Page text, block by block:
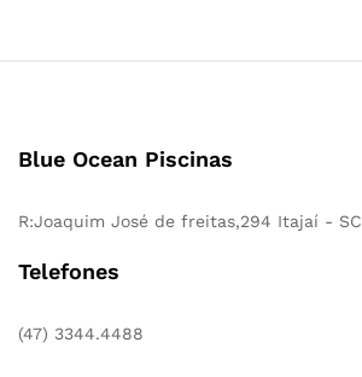
Blue Ocean Piscinas
R:Joaquim José de freitas,294 Itajaí - SC
Telefones
(47) 3344.4488